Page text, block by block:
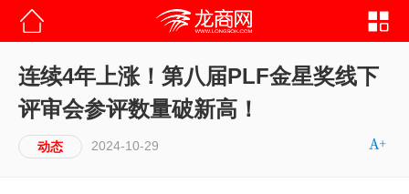
连续4年上涨！第八届PLF金星奖线下
评审会参评数量破新高！
动态 2024-10-29